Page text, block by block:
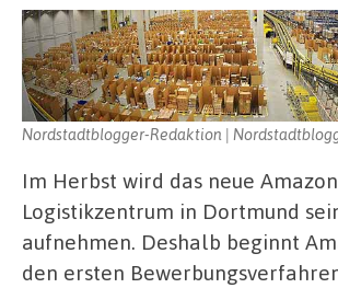
Nordstadtblogger-Redaktion |
Im Herbst wird das neue Amazon
Logistikzentrum in Dortmund
aufnehmen. Deshalb beginnt
den ersten